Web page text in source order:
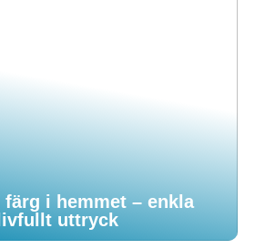
i hemmet – enkla
uttryck